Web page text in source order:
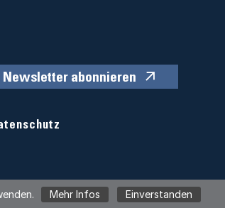
Newsletter abonnieren
Mehr Infos Einverstanden